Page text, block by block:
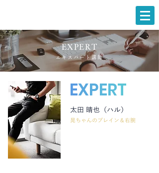
EXPERT
エキスパート講師
EXPERT
太田 晴也（ハル）
晃ちゃんのブレイン＆右腕